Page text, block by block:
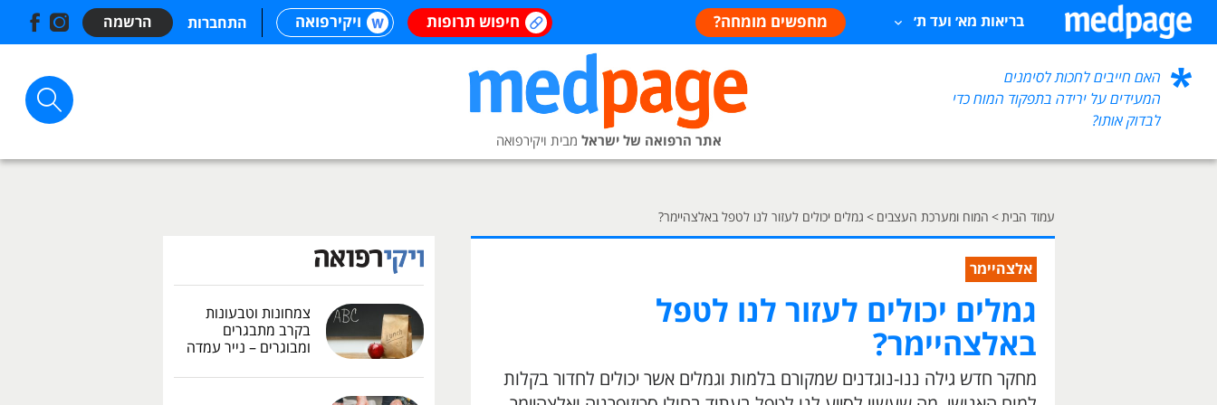
בריאות מא׳ ועד ת׳ מחפשים מומחה? חיפוש תרופות ויקירפואה התחברות הרשמה
האם חייבים לחכות לסימנים
המעידים על ירידה בתפקוד המוח כדי
לבדוק אותו?
אתר הרפואה של ישראל מבית ויקירפואה
עמוד הבית > המוח ומערכת העצבים > גמלים יכולים לעזור לנו לטפל באלצהיימר?
אלצהיימר
גמלים יכולים לעזור לנו לטפל
באלצהיימר?
מחקר חדש גילה ננו-נוגדנים שמקורם בלמות וגמלים אשר יכולים לחדור בקלות
צמחונות וטבעונות
בקרב מתבגרים
ומבוגרים – נייר עמדה